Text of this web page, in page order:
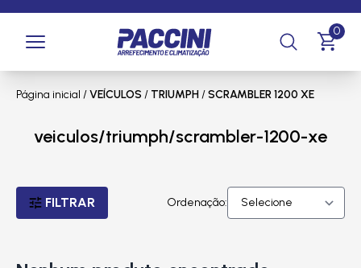
0
Página inicial /VEÍCULOS / TRIUMPH/SCRAMBLER 1200 XE
veiculos/triumph/scrambler-1200-xe
FILTRAR Ordenação: